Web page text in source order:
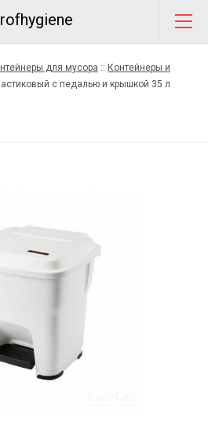
для мусора :: Контейнеры и
с педалью и крышкой 35 л